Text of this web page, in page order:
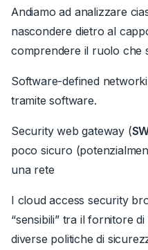
Andiamo ad analizzare
nascondere dietro al
comprendere il ruolo che
Software-defined
tramite software.
Security web gateway (
poco sicuro
una rete
I cloud access security
“sensibili” tra il fornitore
diverse politiche di